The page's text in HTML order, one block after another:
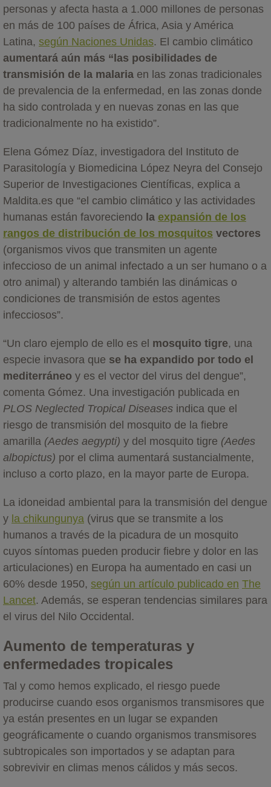
personas y afecta hasta a 1.000 millones de personas
en más de 100 países de África, Asia y América
Latina, según Naciones Unidas. El cambio climático
aumentará aún más “las posibilidades de
transmisión de la malaria en las zonas tradicionales
de prevalencia de la enfermedad, en las zonas donde
ha sido controlada y en nuevas zonas en las que
tradicionalmente no ha existido”.
Elena Gómez Díaz, investigadora del Instituto de
Parasitología y Biomedicina López Neyra del Consejo
Superior de Investigaciones Científicas, explica a
Maldita.es que “el cambio climático y las actividades
humanas están favoreciendo la expansión de los
rangos de distribución de los mosquitos vectores
(organismos vivos que transmiten un agente
infeccioso de un animal infectado a un ser humano o a
otro animal) y alterando también las dinámicas o
condiciones de transmisión de estos agentes
infecciosos”.
“Un claro ejemplo de ello es el mosquito tigre, una
especie invasora que se ha expandido por todo el
mediterráneo y es el vector del virus del dengue”,
comenta Gómez. Una investigación publicada en
PLOS Neglected Tropical Diseases indica que el
riesgo de transmisión del mosquito de la fiebre
amarilla (Aedes aegypti) y del mosquito tigre (Aedes
albopictus) por el clima aumentará sustancialmente,
incluso a corto plazo, en la mayor parte de Europa.
La idoneidad ambiental para la transmisión del dengue
y la chikungunya (virus que se transmite a los
humanos a través de la picadura de un mosquito
cuyos síntomas pueden producir fiebre y dolor en las
articulaciones) en Europa ha aumentado en casi un
60% desde 1950, según un artículo publicado en The
Lancet. Además, se esperan tendencias similares para
el virus del Nilo Occidental.
Aumento de temperaturas y
enfermedades tropicales
Tal y como hemos explicado, el riesgo puede
producirse cuando esos organismos transmisores que
ya están presentes en un lugar se expanden
geográficamente o cuando organismos transmisores
subtropicales son importados y se adaptan para
sobrevivir en climas menos cálidos y más secos.